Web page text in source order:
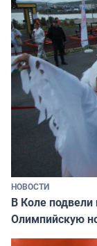
НОВОСТИ
В Коле подвели
Олимпийскую